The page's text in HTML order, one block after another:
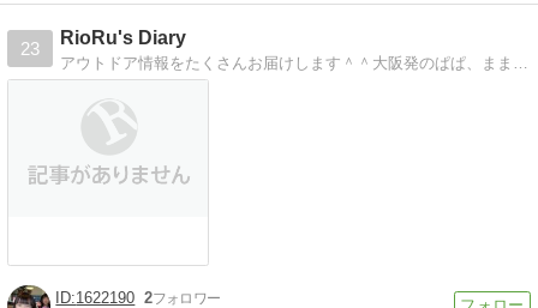
23
RioRu's Diary
アウトドア情報をたくさんお届けします＾＾大阪発のぱぱ、まま、長女、次女の４人で行くドタバタなアウトドア日記です。
1622190 2